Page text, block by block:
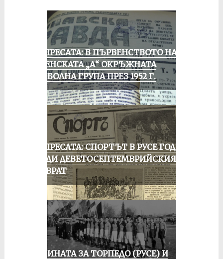
ОТ ПРЕСАТА: В ПЪРВЕНСТВОТО НА
РУСЕНСКАТА „А“ ОКРЪЖНАТА
ФУТБОЛНА ГРУПА ПРЕЗ 1952 Г.
ОТ ПРЕСАТА: СПОРТЪТ В РУСЕ ГОДИНА
ПРЕДИ ДЕВЕТОСЕПТЕМВРИЙСКИЯ
ПРЕВРАТ
ИСТИНАТА ЗА ТОРПЕДО (РУСЕ) И